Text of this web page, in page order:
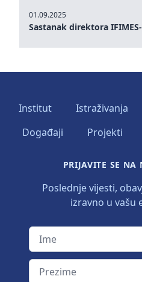
01.09.2025
Institut Istraživanja
Događaji
Projekti
PRIJAVITE SE NA
Poslednje vijesti,
izravno u vašu
Ime
Prezime